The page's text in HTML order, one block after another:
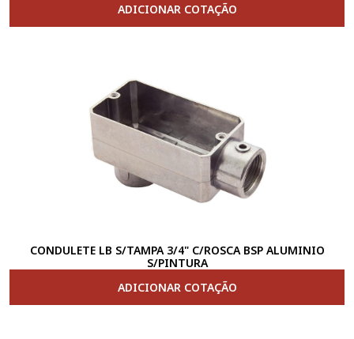
ADICIONAR COTAÇÃO
CONDULETE LB S/TAMPA 3/4" C/ROSCA BSP ALUMINIO
S/PINTURA
ADICIONAR COTAÇÃO